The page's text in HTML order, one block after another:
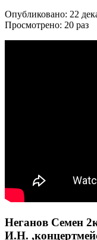
Опубликовано: 22
Просмотрено: 20 раз
Неганов Семен
И.Н.